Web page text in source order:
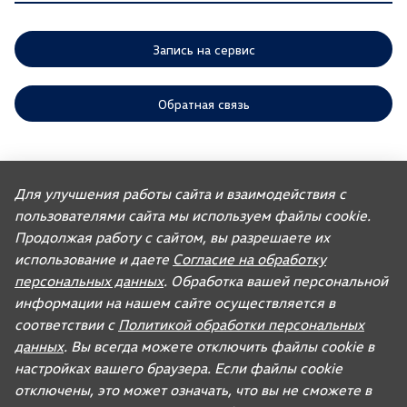
Запись на сервис
Обратная связь
предусмотренных законодательством РФ, по удовлетворению
требований покупателей автомобилей, ранее изготовленных или
импортированных ООО «ФОЛЬКСВАГЕН Груп Рус». Учитывая это, ООО
«АГР» не несет ответственности за качество автомобилей,
импортированных с других рынков третьими лицами, а также за их
соответствие установленным в Российской Федерации обязательным
требованиям и не обязано по законодательству РФ удовлетворять
требования, связанные с недостатками качества таких автомобилей.
При покупке автомобиля рекомендуем требовать от продавца
документ, в котором должна содержаться информация об импортере
данного автомобиля.
Для автомобилей бренда дилерское предприятие осуществляет
продажу запасных частей и организацию послепродажного
обслуживания.
Для улучшения работы сайта и взаимодействия с
пользователями сайта мы используем файлы cookie.
Продолжая работу с сайтом, вы разрешаете их
использование и даете Согласие на обработку
персональных данных. Обработка вашей персональной
информации на нашем сайте осуществляется в
соответствии с Политикой обработки персональных
данных. Вы всегда можете отключить файлы cookie в
настройках вашего браузера. Если файлы cookie
отключены, это может означать, что вы не сможете в